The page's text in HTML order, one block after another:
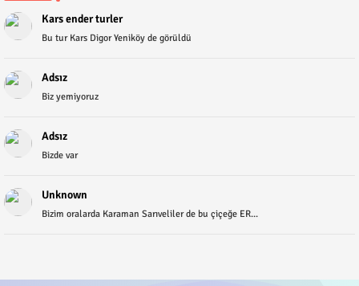
Kars ender turler
Bu tur Kars Digor Yeniköy de görüldü
Adsız
Biz yemiyoruz
Adsız
Bizde var
Unknown
Bizim oralarda Karaman Sarıveliler de bu çiçeğe ER...